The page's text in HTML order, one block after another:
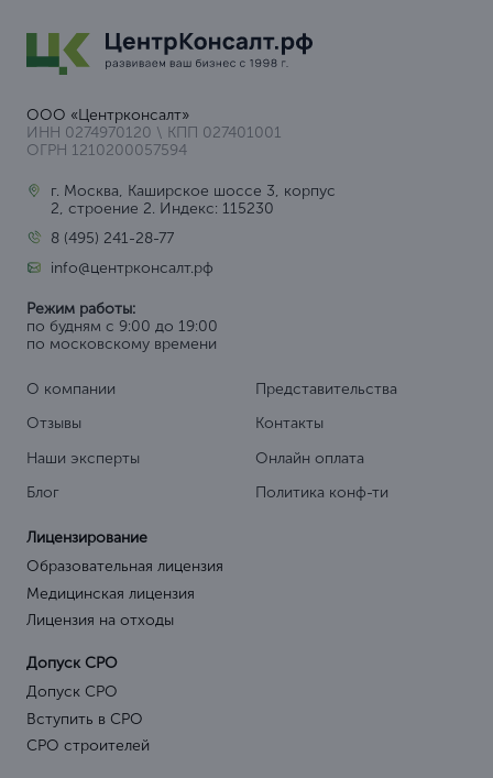
ООО «Центрконсалт»
ИНН 0274970120 \ КПП 027401001
ОГРН 1210200057594
г. Москва, Каширское шоссе 3, корпус
2, строение 2. Индекс: 115230
8 (495) 241-28-77
info@центрконсалт.рф
Режим работы:
по будням с 9:00 до 19:00
по московскому времени
О компании
Отзывы
Наши эксперты
Блог
Представительства
Контакты
Онлайн оплата
Политика конф-ти
Лицензирование
Образовательная лицензия
Медицинская лицензия
Лицензия на отходы
Допуск СРО
Допуск СРО
Вступить в СРО
СРО строителей